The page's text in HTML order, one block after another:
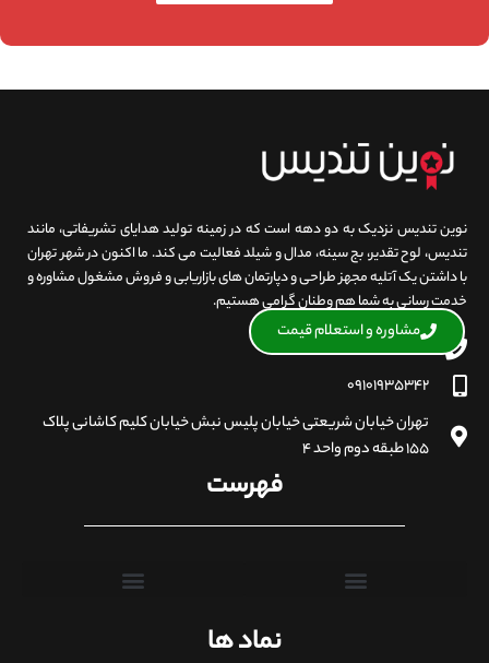
نوین تندیس نزدیک به دو دهه است که در زمینه تولید هدایای تشریفاتی، مانند
تندیس، لوح تقدیر، بج سینه، مدال و شیلد فعالیت می کند. ما اکنون در شهر تهران
با داشتن یک آتلیه مجهز طراحی و دپارتمان های بازاریابی و فروش مشغول مشاوره و
خدمت رسانی به شما هم وطنان گرامی هستیم.
۰۲۱۸۸۴۰۱۹۰۷
۰۹۱۰۱۹۳۵۳۴۲
تهران خیابان شریعتی خیابان پلیس نبش خیابان کلیم کاشانی پلاک
۱۵۵ طبقه دوم واحد ۴
فهرست
نماد ها
مشاوره و استعلام قیمت